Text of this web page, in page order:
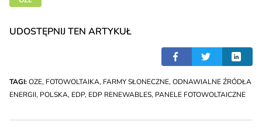
UDOSTĘPNIJ TEN ARTYKUŁ
TAGI:OZE, FOTOWOLTAIKA, FARMY SŁONECZNE, ODNAWIALNE ŹRÓDŁA
ENERGII, POLSKA, EDP, EDP RENEWABLES, PANELE FOTOWOLTAICZNE